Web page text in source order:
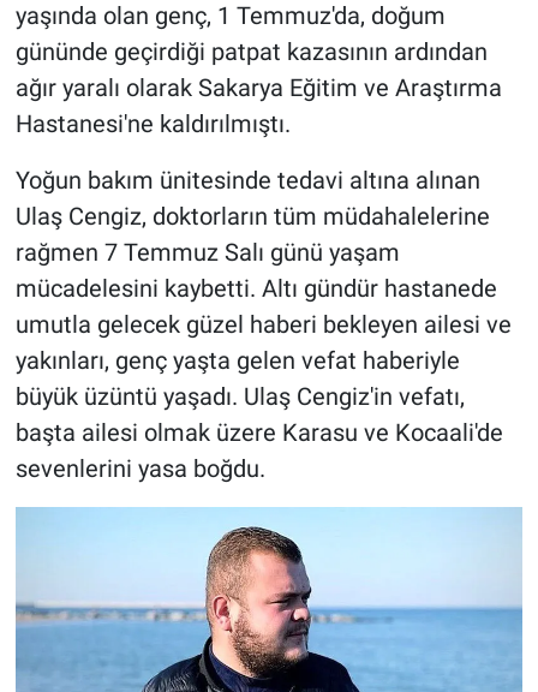
yaşında olan genç, 1 Temmuz'da, doğum
gününde geçirdiği patpat kazasının ardından
ağır yaralı olarak Sakarya Eğitim ve Araştırma
Hastanesi'ne kaldırılmıştı.
Yoğun bakım ünitesinde tedavi altına alınan
Ulaş Cengiz, doktorların tüm müdahalelerine
rağmen 7 Temmuz Salı günü yaşam
mücadelesini kaybetti. Altı gündür hastanede
umutla gelecek güzel haberi bekleyen ailesi ve
yakınları, genç yaşta gelen vefat haberiyle
büyük üzüntü yaşadı. Ulaş Cengiz'in vefatı,
başta ailesi olmak üzere Karasu ve Kocaali'de
sevenlerini yasa boğdu.